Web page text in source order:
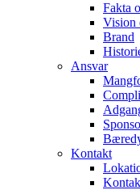
Fakta
Vision
Brand
Ansvar
Kontakt